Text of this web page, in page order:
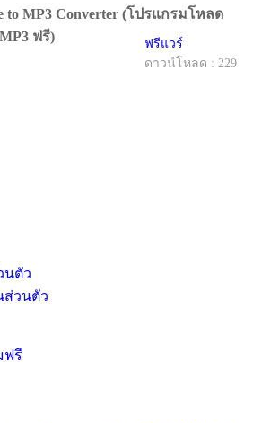
to MP3 Converter (โปรแกรมโหลด
ฟรี)
ฟรีแวร์
ดาวน์โหลด : 229
นตัว
ส่วนตัว